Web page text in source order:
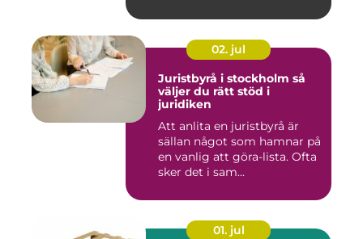
02. jul
Juristbyrå i stockholm så
väljer du rätt stöd i
juridiken
Att anlita en juristbyrå är
sällan något som hamnar på
en vanlig att göra-lista. Ofta
sker det i sam...
01. jul